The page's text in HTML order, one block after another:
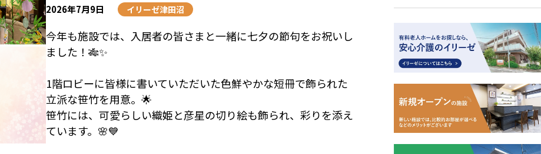
2026年7月9日 イリーゼ津田沼
今年も施設では、入居者の皆さまと一緒に七夕の節句をお祝いし
ました！🎋✨
1階ロビーに皆様に書いていただいた色鮮やかな短冊で飾られた
立派な笹竹を用意。🌟
笹竹には、可愛らしい織姫と彦星の切り絵も飾られ、彩りを添え
ています。🌸💙